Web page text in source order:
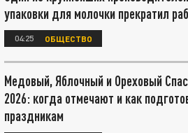
упаковки для молочки прекратил
04:25 ОБЩЕСТВО
Медовый, Яблочный и Ореховый
2026: когда отмечают и как
праздникам